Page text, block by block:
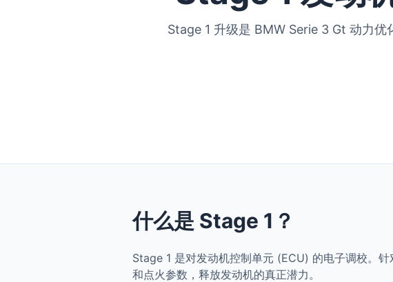
Stage 1 升级是 BMW Serie 3 Gt 动力
什么是 Stage 1？
Stage 1 是对发动机控制单元 (ECU) 的电子调校
和点火参数，释放发动机的真正潜力。